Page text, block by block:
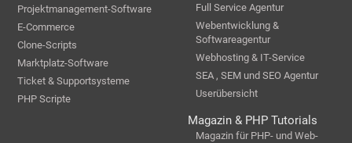
Projektmanagement-Software
E-Commerce
Clone-Scripts
Marktplatz-Software
Ticket & Supportsysteme
PHP Scripte
Full Service Agentur
Webentwicklung &
Softwareagentur
Webhosting & IT-Service
SEA , SEM und SEO Agentur
Userübersicht
Magazin & PHP Tutorials
Magazin für PHP- und Web-